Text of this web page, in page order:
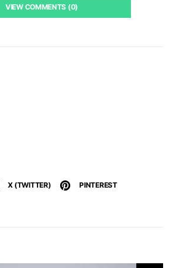
X (TWITTER)
PINTEREST
VIEW COMMENTS (0)